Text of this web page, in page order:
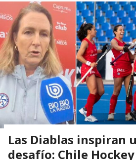
Las Diablas inspiran
desafío: Chile